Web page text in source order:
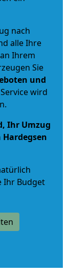
nach
alle Ihre
Ihrem
Sie
und
wird
Ihr Umzug
Ihr Budget